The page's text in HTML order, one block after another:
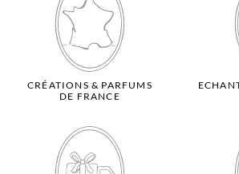
CRÉATIONS & PARFUMS
DE FRANCE